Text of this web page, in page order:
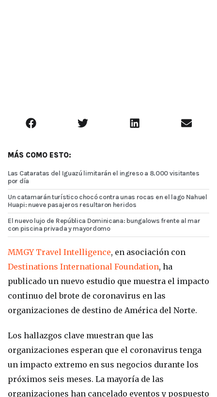
MÁS COMO ESTO:
Las Cataratas del Iguazú limitarán el ingreso a 8.000 visitantes
por día
Un catamarán turístico chocó contra unas rocas en el lago Nahuel
Huapi: nueve pasajeros resultaron heridos
El nuevo lujo de República Dominicana: bungalows frente al mar
con piscina privada y mayordomo
MMGY Travel Intelligence, en asociación con
Destinations International Foundation, ha
publicado un nuevo estudio que muestra el impacto
continuo del brote de coronavirus en las
organizaciones de destino de América del Norte.
Los hallazgos clave muestran que las
organizaciones esperan que el coronavirus tenga
un impacto extremo en sus negocios durante los
próximos seis meses. La mayoría de las
organizaciones han cancelado eventos y pospuesto